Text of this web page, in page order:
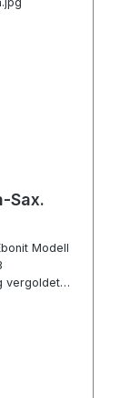
Sax.
Modell
vergoldet